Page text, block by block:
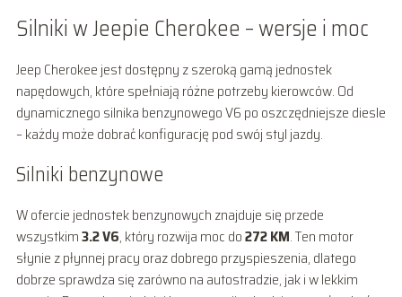
Silniki w Jeepie Cherokee – wersje i moc
Jeep Cherokee jest dostępny z szeroką gamą jednostek
napędowych, które spełniają różne potrzeby kierowców. Od
dynamicznego silnika benzynowego V6 po oszczędniejsze diesle
– każdy może dobrać konfigurację pod swój styl jazdy.
Silniki benzynowe
W ofercie jednostek benzynowych znajduje się przede
wszystkim3.2 V6, który rozwija moc do272 KM. Ten motor
słynie z płynnej pracy oraz dobrego przyspieszenia, dlatego
dobrze sprawdza się zarówno na autostradzie, jak i w lekkim